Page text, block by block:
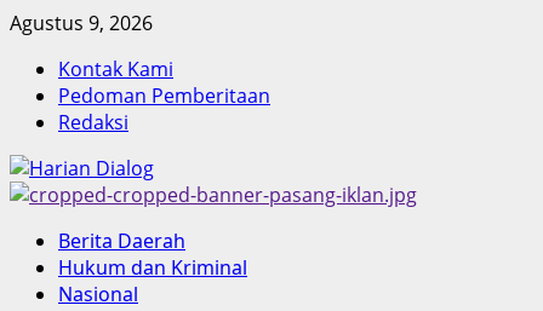
Skip
content
Agustus 9, 2026
Kontak Kami
Pedoman Pemberitaan
Redaksi
Primary
Menu
Berita Daerah
Hukum dan Kriminal
Nasional